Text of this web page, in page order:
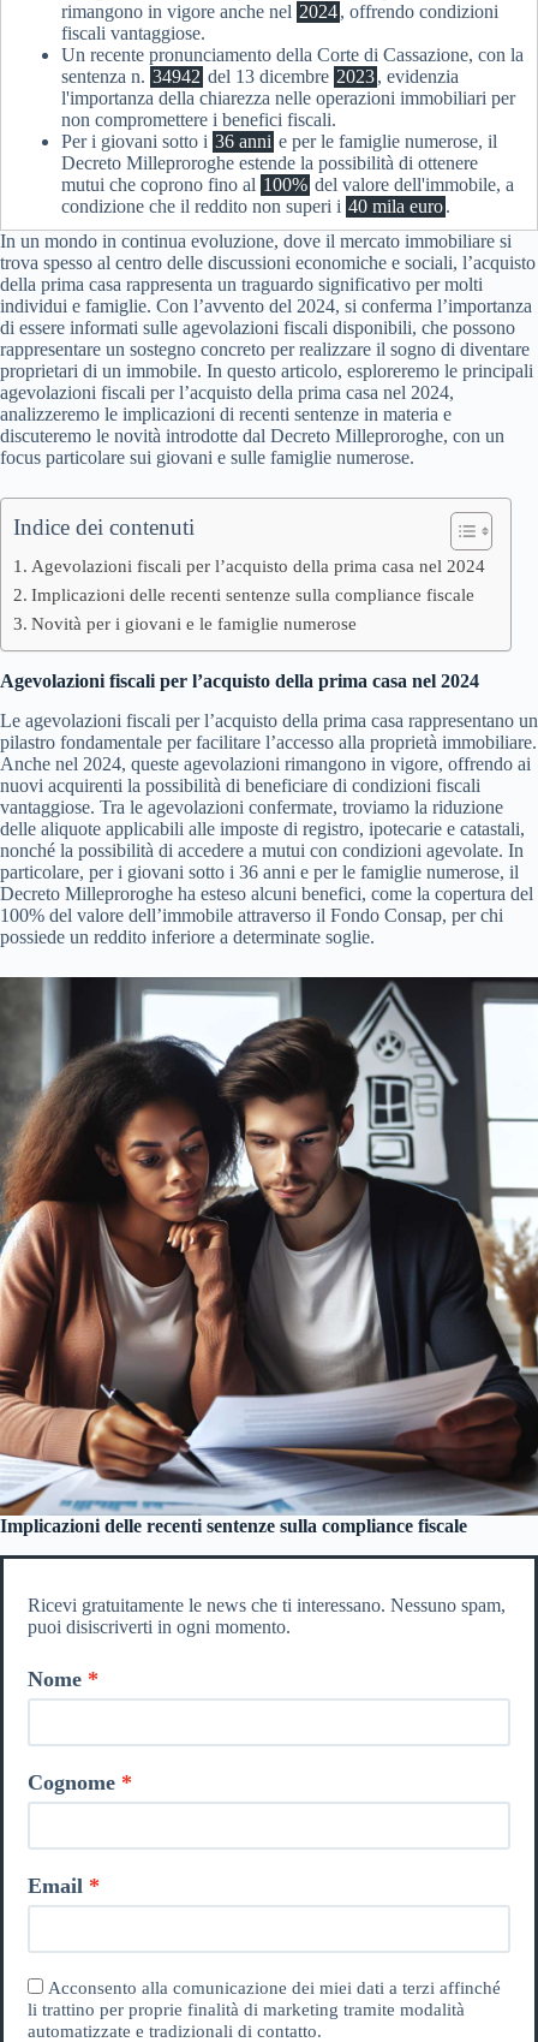
rimangono in vigore anche nel 2024, offrendo condizioni
fiscali vantaggiose.
Un recente pronunciamento della Corte di Cassazione, con la
sentenza n. 34942 del 13 dicembre 2023, evidenzia
l'importanza della chiarezza nelle operazioni immobiliari per
non compromettere i benefici fiscali.
Per i giovani sotto i 36 anni e per le famiglie numerose, il
Decreto Milleproroghe estende la possibilità di ottenere
mutui che coprono fino al 100% del valore dell'immobile, a
condizione che il reddito non superi i 40 mila euro.
In un mondo in continua evoluzione, dove il mercato immobiliare si
trova spesso al centro delle discussioni economiche e sociali, l’acquisto
della prima casa rappresenta un traguardo significativo per molti
individui e famiglie. Con l’avvento del 2024, si conferma l’importanza
di essere informati sulle agevolazioni fiscali disponibili, che possono
rappresentare un sostegno concreto per realizzare il sogno di diventare
proprietari di un immobile. In questo articolo, esploreremo le principali
agevolazioni fiscali per l’acquisto della prima casa nel 2024,
analizzeremo le implicazioni di recenti sentenze in materia e
discuteremo le novità introdotte dal Decreto Milleproroghe, con un
focus particolare sui giovani e sulle famiglie numerose.
Indice dei contenuti
Agevolazioni fiscali per l’acquisto della prima casa nel 2024
Implicazioni delle recenti sentenze sulla compliance fiscale
Novità per i giovani e le famiglie numerose
Agevolazioni fiscali per l’acquisto della prima casa nel 2024
Le agevolazioni fiscali per l’acquisto della prima casa rappresentano un
pilastro fondamentale per facilitare l’accesso alla proprietà immobiliare.
Anche nel 2024, queste agevolazioni rimangono in vigore, offrendo ai
nuovi acquirenti la possibilità di beneficiare di condizioni fiscali
vantaggiose. Tra le agevolazioni confermate, troviamo la riduzione
delle aliquote applicabili alle imposte di registro, ipotecarie e catastali,
nonché la possibilità di accedere a mutui con condizioni agevolate. In
particolare, per i giovani sotto i 36 anni e per le famiglie numerose, il
Decreto Milleproroghe ha esteso alcuni benefici, come la copertura del
100% del valore dell’immobile attraverso il Fondo Consap, per chi
possiede un reddito inferiore a determinate soglie.
Implicazioni delle recenti sentenze sulla compliance fiscale
Ricevi gratuitamente le news che ti interessano. Nessuno spam,
puoi disiscriverti in ogni momento.
Nome
Cognome
Email
Acconsento alla comunicazione dei miei dati a terzi affinché
li trattino per proprie finalità di marketing tramite modalità
automatizzate e tradizionali di contatto.